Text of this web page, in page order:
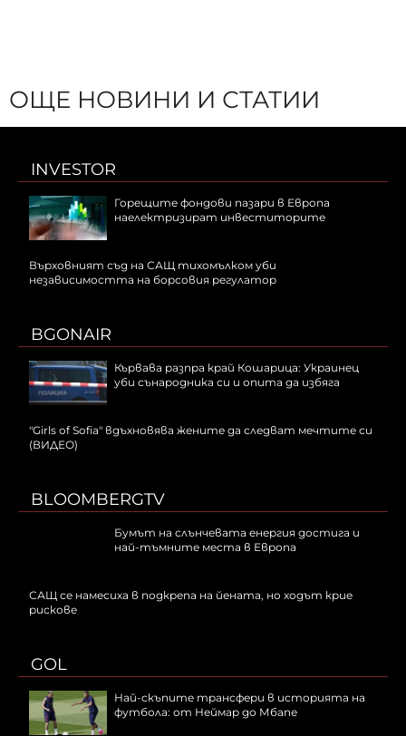
ОЩЕ НОВИНИ И СТАТИИ
INVESTOR
Горещите фондови пазари в Европа
наелектризират инвеститорите
Върховният съд на САЩ тихомълком уби
независимостта на борсовия регулатор
BGONAIR
Кървава разпра край Кошарица: Украинец
уби сънародника си и опита да избяга
"Girls of Sofia" вдъхновява жените да следват мечтите си
(ВИДЕО)
BLOOMBERGTV
Бумът на слънчевата енергия достига и
най-тъмните места в Европа
САЩ се намесиха в подкрепа на йената, но ходът крие
рискове
GOL
Най-скъпите трансфери в историята на
футбола: от Неймар до Мбапе